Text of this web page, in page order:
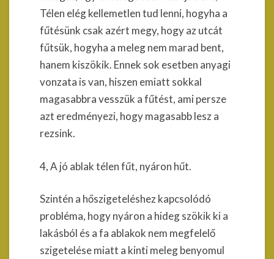
Télen elég kellemetlen tud lenni, hogyha a
fűtésünk csak azért megy, hogy az utcát
fűtsük, hogyha a meleg nem marad bent,
hanem kiszökik. Ennek sok esetben anyagi
vonzata is van, hiszen emiatt sokkal
magasabbra vesszük a fűtést, ami persze
azt eredményezi, hogy magasabb lesz a
rezsink.
4, A jó ablak télen fűt, nyáron hűt.
Szintén a hőszigeteléshez kapcsolódó
probléma, hogy nyáron a hideg szökik ki a
lakásból és a fa ablakok nem megfelelő
szigetelése miatt a kinti meleg benyomul